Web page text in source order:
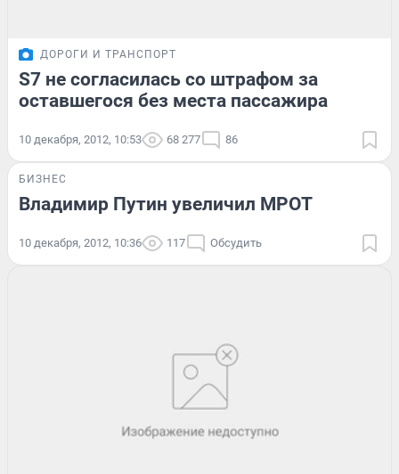
ДОРОГИ И ТРАНСПОРТ
S7 не согласилась со штрафом за
оставшегося без места пассажира
10 декабря, 2012, 10:53 68 277 86
БИЗНЕС
Владимир Путин увеличил МРОТ
10 декабря, 2012, 10:36 117 Обсудить